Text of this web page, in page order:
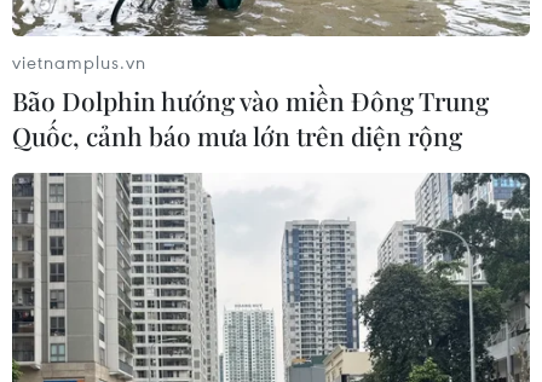
vietnamplus.vn
Bão Dolphin hướng vào miền Đông Trung
Quốc, cảnh báo mưa lớn trên diện rộng